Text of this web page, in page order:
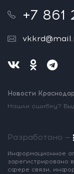
+7 861
Новости
Нашли ошибку?
Разработано —
Информационное
зарегистрировано
сфере связи,